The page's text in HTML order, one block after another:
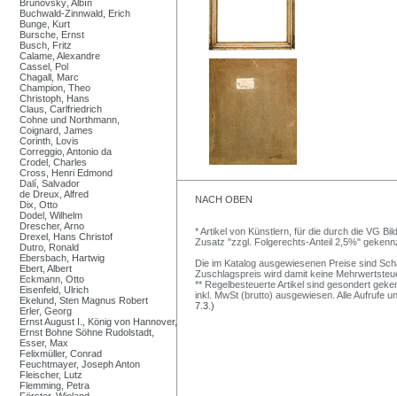
Brunovský, Albín
Buchwald-Zinnwald, Erich
Bunge, Kurt
Bursche, Ernst
Busch, Fritz
Calame, Alexandre
Cassel, Pol
Chagall, Marc
Champion, Theo
Christoph, Hans
Claus, Carlfriedrich
Cohne und Northmann,
Coignard, James
Corinth, Lovis
Correggio, Antonio da
Crodel, Charles
Cross, Henri Edmond
Dalí, Salvador
de Dreux, Alfred
Dix, Otto
Dodel, Wilhelm
Drescher, Arno
Drexel, Hans Christof
Dutro, Ronald
Ebersbach, Hartwig
Ebert, Albert
Eckmann, Otto
Eisenfeld, Ulrich
Ekelund, Sten Magnus Robert
Erler, Georg
Ernst August I., König von Hannover,
Ernst Bohne Söhne Rudolstadt,
Esser, Max
Felixmüller, Conrad
Feuchtmayer, Joseph Anton
Fleischer, Lutz
Flemming, Petra
NACH OBEN
* Artikel von Künstlern, für die durch die VG
Zusatz "zzgl. Folgerechts-Anteil 2,5%"
Die im Katalog ausgewiesenen Preise sind
Zuschlagspreis wird damit keine
** Regelbesteuerte Artikel sind gesondert
inkl. MwSt (brutto) ausgewiesen. Alle Aufrufe
7.3.)